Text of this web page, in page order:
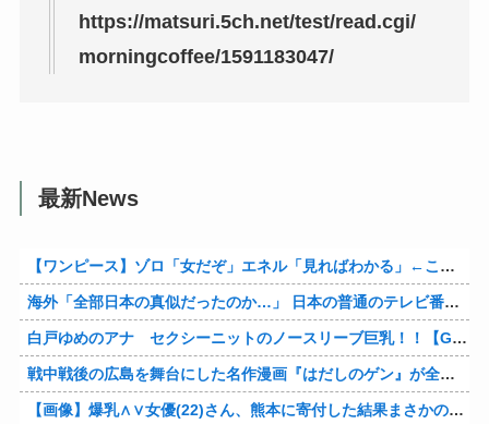
https://matsuri.5ch.net/test/read.cgi/
morningcoffee/1591183047/
最新News
【ワンピース】ゾロ「女だぞ」エネル「見ればわかる」←ここ好きすぎるｗｗｗｗｗｗｗｗｗｗｗｗｗ
海外「全部日本の真似だったのか…」 日本の普通のテレビ番組が最新SNSの数十年先を行っていたと話題に
白戸ゆめのアナ セクシーニットのノースリーブ巨乳！！【GIF動画あり】
戦中戦後の広島を舞台にした名作漫画『はだしのゲン』が全巻50％オフで買える激安セール開催！！このチャンスを見逃すな！！
【画像】爆乳∧∨女優(22)さん、熊本に寄付した結果まさかの事態に・・・・・・